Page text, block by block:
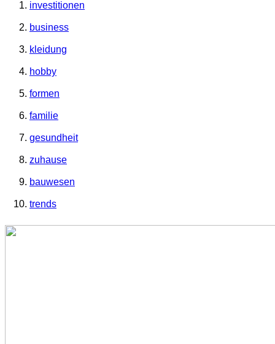
investitionen
business
kleidung
hobby
formen
familie
gesundheit
zuhause
bauwesen
trends